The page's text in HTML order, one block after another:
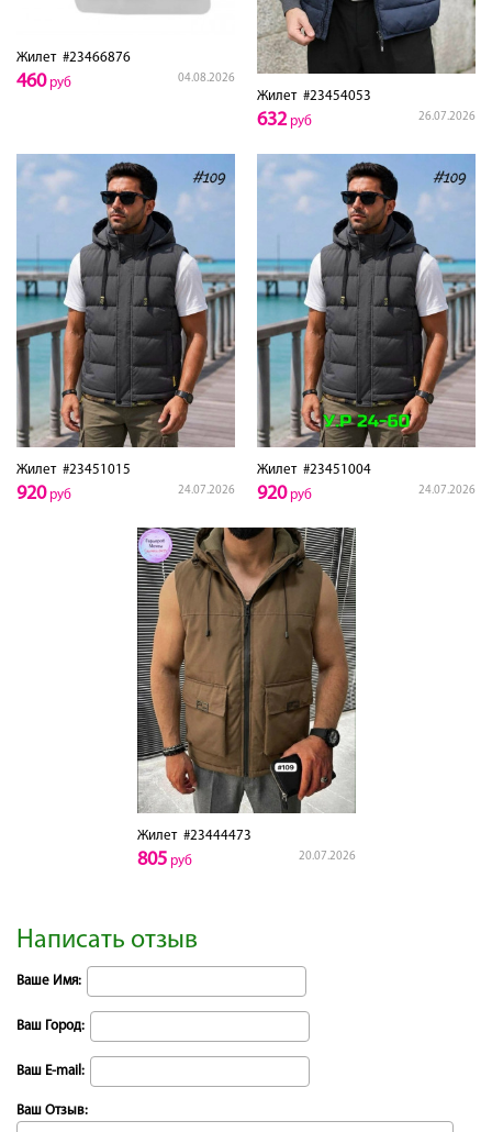
Жилет#23466876
04.08.2026
460руб
Жилет#23454053
26.07.2026
632руб
Жилет#23451015
24.07.2026
920руб
Жилет#23451004
24.07.2026
920руб
Жилет#23444473
20.07.2026
805руб
Написать отзыв
Ваше Имя:
Ваш Город:
Ваш E-mail:
Ваш Отзыв: